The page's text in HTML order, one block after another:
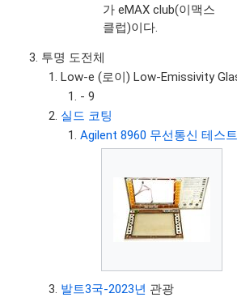
가 eMAX club(이맥스
클럽)이다.
투명 도전체
Low-e (로이) Low-Emissivity
- 9
실드 코팅
Agilent 8960 무선통신 테스
발트3국-2023년 관광